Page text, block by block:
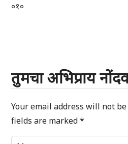
०१०
तुमचा अभिप्राय
Your email address will not
fields are marked*